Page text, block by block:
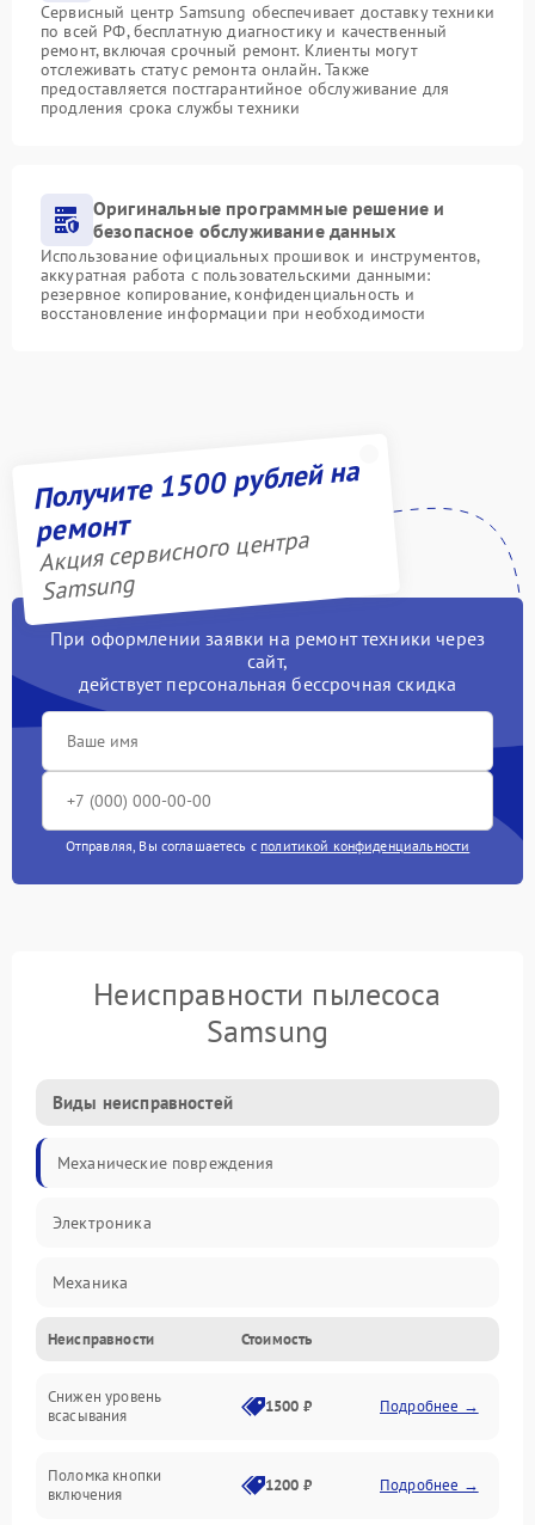
Сервисный центр Samsung обеспечивает доставку техники
по всей РФ, бесплатную диагностику и качественный
ремонт, включая срочный ремонт. Клиенты могут
отслеживать статус ремонта онлайн. Также
предоставляется постгарантийное обслуживание для
продления срока службы техники
Оригинальные программные решение и
безопасное обслуживание данных
Использование официальных прошивок и инструментов,
аккуратная работа с пользовательскими данными:
резервное копирование, конфиденциальность и
восстановление информации при необходимости
Получите 1500 рублей на
ремонт
Акция сервисного центра
Samsung
При оформлении заявки на ремонт техники через
сайт,
действует персональная бессрочная скидка
Отправляя, Вы соглашаетесь с политикой конфиденциальности
Неисправности пылесоса
Samsung
Виды неисправностей
Механические повреждения
Электроника
Механика
Электропитание
Всасывание
Неисправности Стоимость
Снижен уровень
всасывания
1500 ₽ Подробнее →
Поломка кнопки
включения
1200 ₽ Подробнее →